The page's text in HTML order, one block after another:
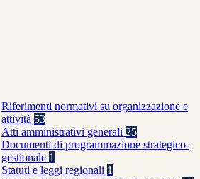
Riferimenti normativi su organizzazione e
attività 53
Atti amministrativi generali 25
Documenti di programmazione strategico-
gestionale 1
Statuti e leggi regionali 1